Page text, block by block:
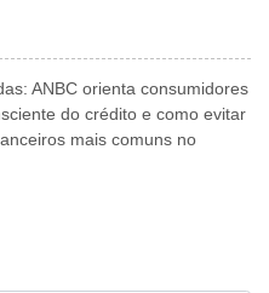
ANBC orienta consumidores
do crédito e como evitar
mais comuns no